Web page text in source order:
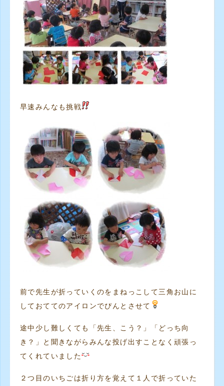
早速みんなも挑戦
前で先生が折っていくのをまねっこして三角お山に
しておててのアイロンでぴんとさせて
途中少し難しくても「先生、こう？」「どっち向
き？」と聞きながらみんな投げ出すことなく頑張っ
てくれていました
２つ目のいちごは折り方を覚えて１人で折っていた